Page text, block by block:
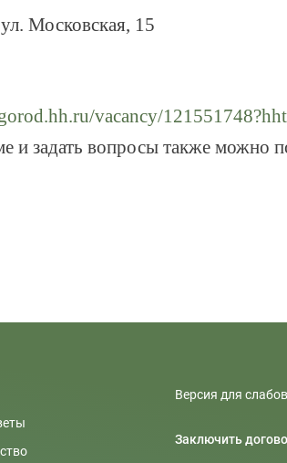
Московская, 15
vacancy/
и задать вопросы также можно
Версия для
Заключить